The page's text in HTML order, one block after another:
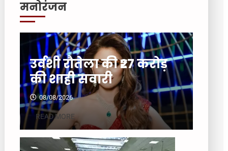
मनोरंजन
उर्वशी रौतेला की ₹27 करोड़
की शाही सवारी
08/08/2026
READ MORE